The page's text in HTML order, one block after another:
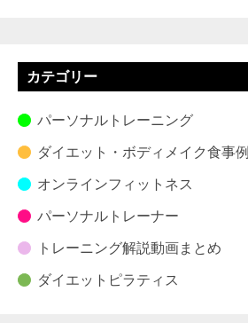
カテゴリー
パーソナルトレーニング
ダイエット・ボディメイク食事例
オンラインフィットネス
パーソナルトレーナー
トレーニング解説動画まとめ
ダイエットピラティス